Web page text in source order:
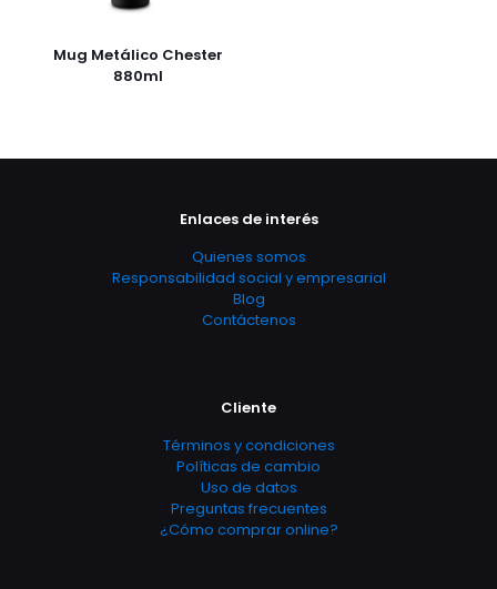
Mug Metálico Chester
880ml
Enlaces de interés
Quienes somos
Responsabilidad social y empresarial
Blog
Contáctenos
Cliente
Términos y condiciones
Políticas de cambio
Uso de datos
Preguntas frecuentes
¿Cómo comprar online?